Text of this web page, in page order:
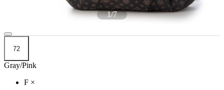
1/7
72
Gray/Pink
F ×